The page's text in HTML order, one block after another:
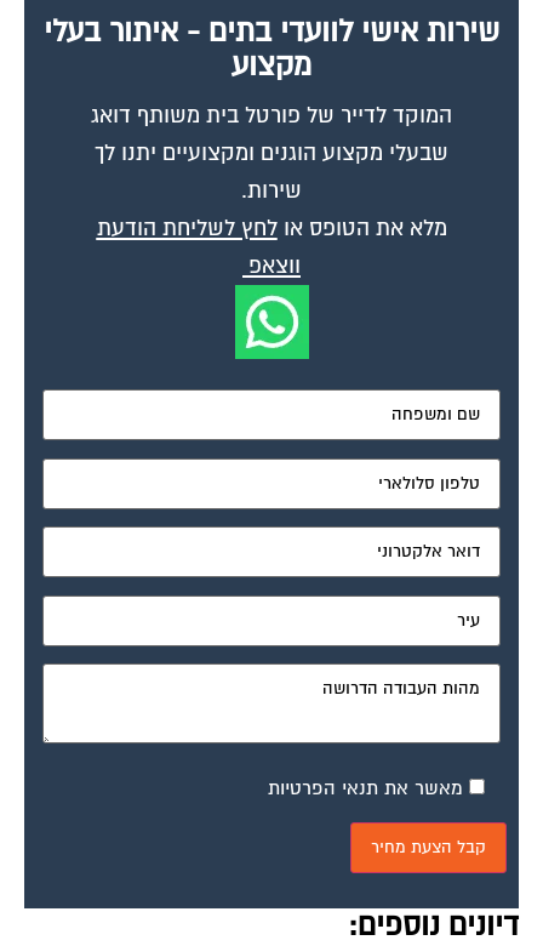
מקצוע
המוקד לדייר של פורטל בית משותף דואג
שבעלי מקצוע הוגנים ומקצועיים יתנו לך
שירות.
מלא את הטופס אולחץ לשליחת הודעת
ווצאפ
דיונים נוספים: